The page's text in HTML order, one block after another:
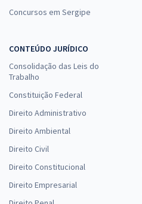
Concursos em Sergipe
CONTEÚDO JURÍDICO
Consolidação das Leis do
Trabalho
Constituição Federal
Direito Administrativo
Direito Ambiental
Direito Civil
Direito Constitucional
Direito Empresarial